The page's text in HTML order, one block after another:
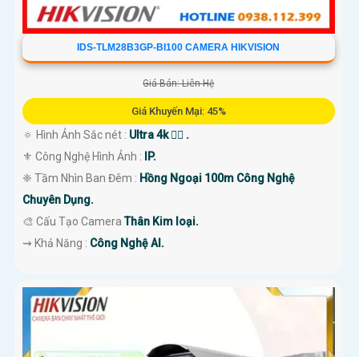
IDS-TLM28B3GP-BI100 CAMERA HIKVISION
Giá Bán: Liên Hệ
Giá Khuyến Mại: 45%
🔅 Hình Ảnh Sắc nét : Ultra 4k 👍🏾 .
⚜️ Công Nghệ Hình Ảnh :
IP.
❈ Tầm Nhìn Ban Đêm : Hồng Ngoại 100m Công Nghệ
Chuyên Dụng.
🎨 Cấu Tạo CameraThân Kim loại.
️⇝ Khả Năng : Công Nghệ AI.